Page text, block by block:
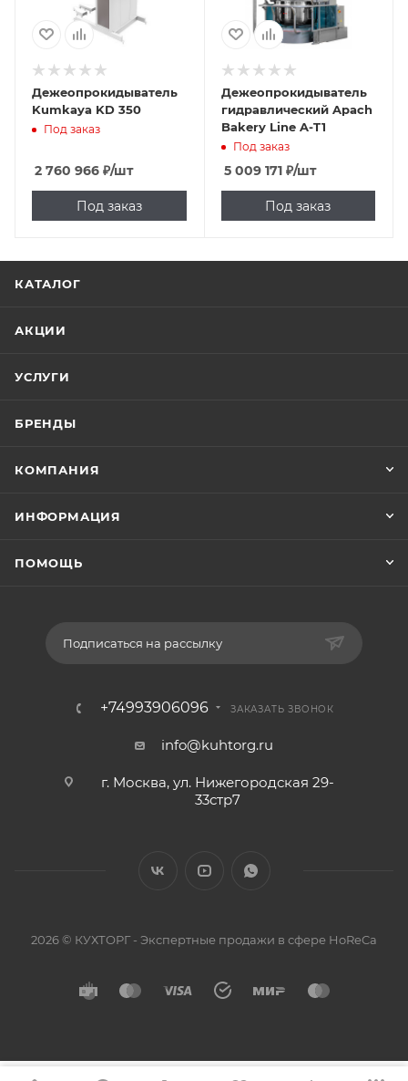
Дежеопрокидыватель
Kumkaya KD 350
Под заказ
2 760 966 ₽/шт
Под заказ
Дежеопрокидыватель
гидравлический Apach
Bakery Line A-T1
Под заказ
5 009 171₽/шт
Под заказ
КАТАЛОГ
АКЦИИ
УСЛУГИ
БРЕНДЫ
КОМПАНИЯ
ИНФОРМАЦИЯ
ПОМОЩЬ
Подписаться на рассылку
+74993906096 ЗАКАЗАТЬ ЗВОНОК
info@kuhtorg.ru
г. Москва, ул. Нижегородская 29-
33стр7
2026 © КУХТОРГ - Экспертные продажи в сфере HoReCa